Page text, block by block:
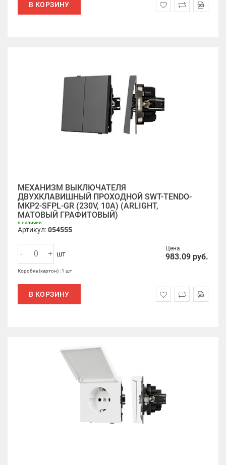
В КОРЗИНУ
МЕХАНИЗМ ВЫКЛЮЧАТЕЛЯ
ДВУХКЛАВИШНЫЙ ПРОХОДНОЙ SWT-TENDO-
MKP2-SFPL-GR (230V, 10A) (ARLIGHT,
МАТОВЫЙ ГРАФИТОВЫЙ)
в наличии
Артикул:054555
Цена
983.09 руб.
- + шт
Коробка (картон) : 1 шт
В КОРЗИНУ